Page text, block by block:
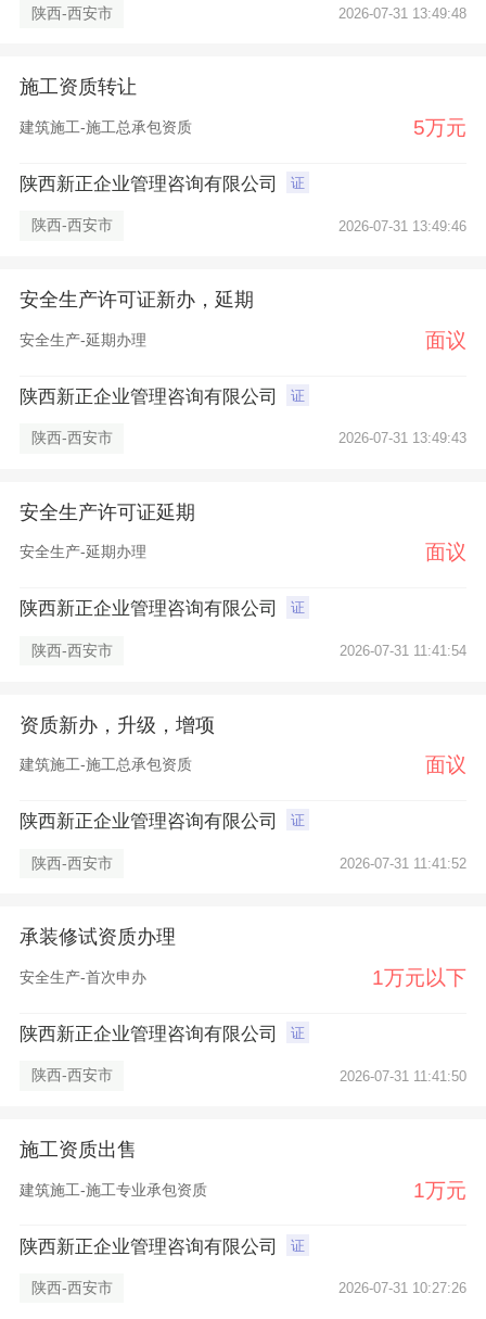
陕西-西安市 2026-07-31 13:49:48
施工资质转让
建筑施工-施工总承包资质 5万元
陕西新正企业管理咨询有限公司 证
陕西-西安市 2026-07-31 13:49:46
安全生产许可证新办，延期
安全生产-延期办理 面议
陕西新正企业管理咨询有限公司 证
陕西-西安市 2026-07-31 13:49:43
安全生产许可证延期
安全生产-延期办理 面议
陕西新正企业管理咨询有限公司 证
陕西-西安市 2026-07-31 11:41:54
资质新办，升级，增项
建筑施工-施工总承包资质 面议
陕西新正企业管理咨询有限公司 证
陕西-西安市 2026-07-31 11:41:52
承装修试资质办理
安全生产-首次申办 1万元以下
陕西新正企业管理咨询有限公司 证
陕西-西安市 2026-07-31 11:41:50
施工资质出售
建筑施工-施工专业承包资质 1万元
陕西新正企业管理咨询有限公司 证
陕西-西安市 2026-07-31 10:27:26